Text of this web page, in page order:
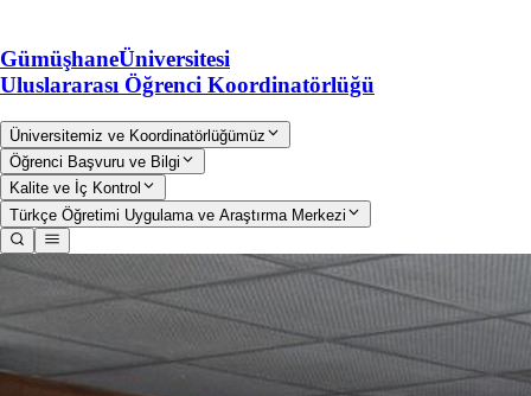
GümüşhaneÜniversitesi
Uluslararası Öğrenci Koordinatörlüğü
Üniversitemiz ve Koordinatörlüğümüz
Öğrenci Başvuru ve Bilgi
Kalite ve İç Kontrol
Türkçe Öğretimi Uygulama ve Araştırma Merkezi